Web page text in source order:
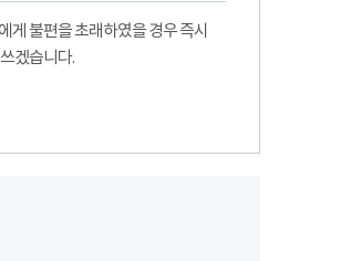
게 불편을 초래하였을 경우 즉시
겠습니다.